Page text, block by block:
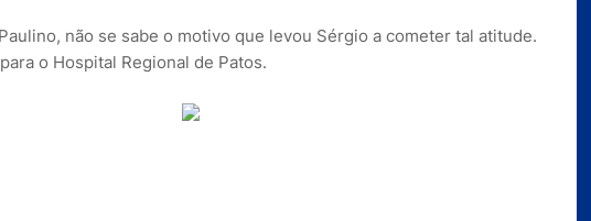
não se sabe o motivo que levou Sérgio a cometer tal atitude.
o Hospital Regional de Patos.